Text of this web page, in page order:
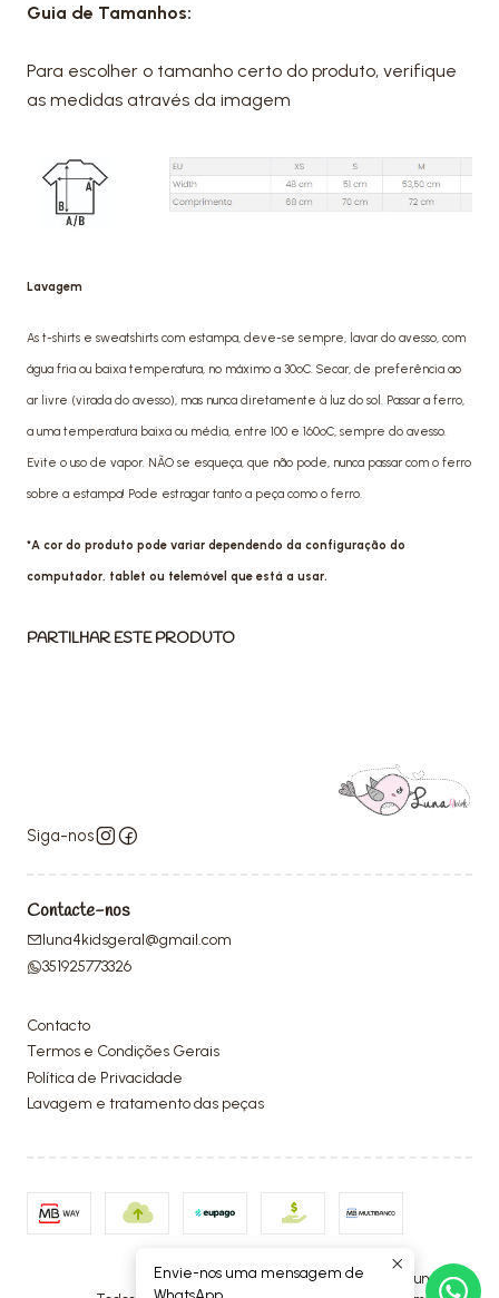
Guia de Tamanhos:
Para escolher o tamanho certo do produto, verifique
as medidas através da imagem
Lavagem
As t-shirts e sweatshirts com estampa, deve-se sempre, lavar do avesso, com
água fria ou baixa temperatura, no máximo a 30ºC. Secar, de preferência ao
ar livre (virada do avesso), mas nunca diretamente à luz do sol. Passar a ferro,
a uma temperatura baixa ou média, entre 100 e 160ºC, sempre do avesso.
Evite o uso de vapor. NÃO se esqueça, que não pode, nunca passar com o ferro
sobre a estampa! Pode estragar tanto a peça como o ferro.
*A cor do produto pode variar dependendo da configuração do
computador, tablet ou telemóvel que está a usar.
PARTILHAR ESTE PRODUTO
Siga-nos
Contacte-nos
luna4kidsgeral@gmail.com
351925773326
Contacto
Termos e Condições Gerais
Política de Privacidade
Lavagem e tratamento das peças
2026 Luna4Kids.
Envie-nos uma mensagem de